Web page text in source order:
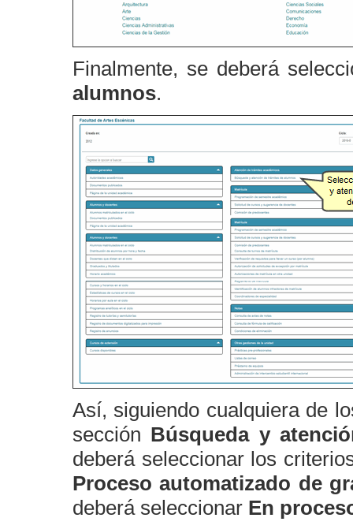
Finalmente, se deberá
alumnos.
Así, siguiendo cualquiera de
sección Búsqueda y
deberá seleccionar los
Proceso automatizado de
deberá seleccionar En